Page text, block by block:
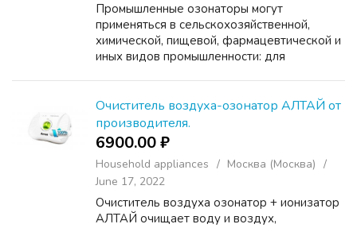
Промышленные озонаторы могут
применяться в сельскохозяйственной,
химической, пищевой, фармацевтической и
иных видов промышленности: для
санации воздуха, помещений, объектов, и
т.д.;в...
Очиститель воздуха-озонатор АЛТАЙ от
производителя.
6900.00 ₽
Household appliances
Москва (Москва)
June 17, 2022
Очиститель воздуха озонатор + ионизатор
АЛТАЙ очищает воду и воздух,